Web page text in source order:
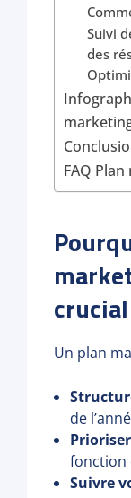
Suivi
des
FAQ
crucial
Un plan
de
fonction
Suivre